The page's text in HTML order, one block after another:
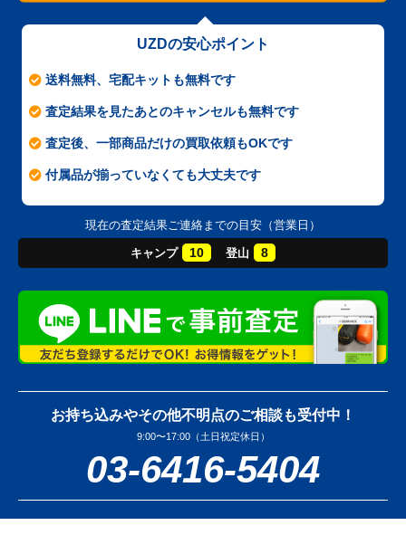
UZDの安心ポイント
送料無料、宅配キットも無料です
査定結果を見たあとのキャンセルも無料です
査定後、一部商品だけの買取依頼もOKです
付属品が揃っていなくても大丈夫です
現在の査定結果ご連絡までの目安（営業日）
キャンプ 10 登山 8
お持ち込みやその他不明点のご相談も受付中！
9:00〜17:00（土日祝定休日）
03-6416-5404